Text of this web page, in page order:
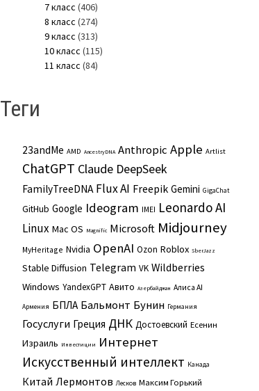
7 класс (406)
8 класс (274)
9 класс (313)
10 класс (115)
11 класс (84)
Теги
23andMe AMD AncestryDNA Anthropic Apple Artlist
ChatGPT Claude DeepSeek
FamilyTreeDNA Flux AI Freepik Gemini GigaChat
GitHub Google Ideogram IMEI Leonardo AI
Linux Mac OS Magnific Microsoft Midjourney
MyHeritage Nvidia OpenAI Ozon Roblox SberJazz
Stable Diffusion Telegram VK Wildberries
Windows YandexGPT Авито Азербайджан Алиса AI
Армения БПЛА Бальмонт Бунин Германия
Госуслуги Греция ДНК Достоевский Есенин
Израиль Инвестиции Интернет
Искусственный интеллект Канада
Китай Лермонтов Лесков Максим Горький